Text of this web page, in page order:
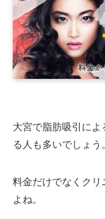
大宮で脂肪吸引に
る人も多いでしょう。
料金だけでなくク
よね。